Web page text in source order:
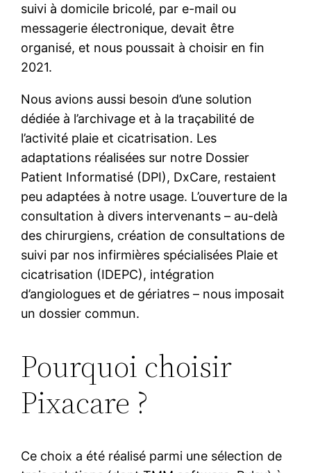
suivi à domicile bricolé, par e-mail ou
messagerie électronique, devait être
organisé, et nous poussait à choisir en fin
2021.
Nous avions aussi besoin d’une solution
dédiée à l’archivage et à la traçabilité de
l’activité plaie et cicatrisation. Les
adaptations réalisées sur notre Dossier
Patient Informatisé (DPI), DxCare, restaient
peu adaptées à notre usage. L’ouverture de la
consultation à divers intervenants – au-delà
des chirurgiens, création de consultations de
suivi par nos infirmières spécialisées Plaie et
cicatrisation (IDEPC), intégration
d’angiologues et de gériatres – nous imposait
un dossier commun.
Pourquoi choisir
Pixacare ?
Ce choix a été réalisé parmi une sélection de